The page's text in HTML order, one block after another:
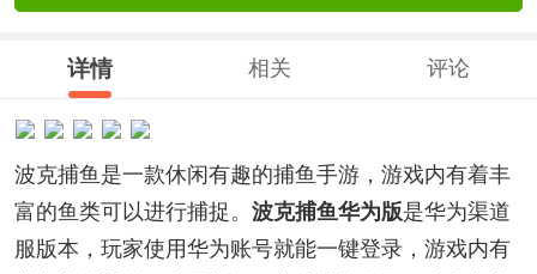
详情 相关 评论
波克捕鱼是一款休闲有趣的捕鱼手游，游戏内有着丰
富的鱼类可以进行捕捉。 波克捕鱼华为版是华为渠道
服版本，玩家使用华为账号就能一键登录，游戏内有